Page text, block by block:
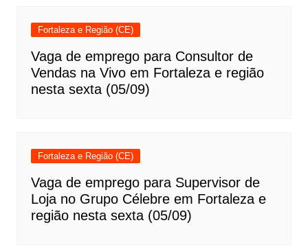
Fortaleza e Região (CE)
Vaga de emprego para Consultor de
Vendas na Vivo em Fortaleza e região
nesta sexta (05/09)
Fortaleza e Região (CE)
Vaga de emprego para Supervisor de
Loja no Grupo Célebre em Fortaleza e
região nesta sexta (05/09)